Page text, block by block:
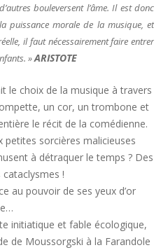
bouleversent l’âme. Il est donc
puissance morale de la musique, et
il faut nécessairement faire entrer
»ARISTOTE
le choix de la musique à travers
un cor, un trombone et
le récit de la comédienne.
petites sorcières malicieuses
à détraquer le temps ? Des
!
au pouvoir de ses yeux d’or
initiatique et fable écologique,
de Moussorgski à la Farandole